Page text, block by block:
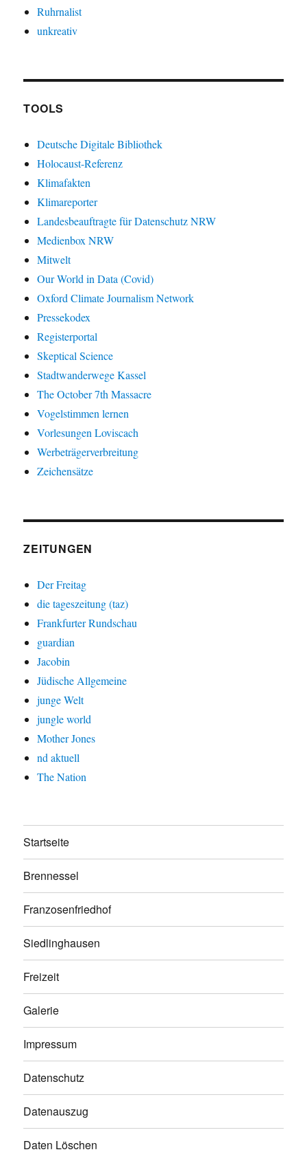
Ruhrnalist
unkreativ
TOOLS
Deutsche Digitale Bibliothek
Holocaust-Referenz
Klimafakten
Klimareporter
Landesbeauftragte für Datenschutz NRW
Medienbox NRW
Mitwelt
Our World in Data (Covid)
Oxford Climate Journalism Network
Pressekodex
Registerportal
Skeptical Science
Stadtwanderwege Kassel
The October 7th Massacre
Vogelstimmen lernen
Vorlesungen Loviscach
Werbeträgerverbreitung
Zeichensätze
ZEITUNGEN
Der Freitag
die tageszeitung (taz)
Frankfurter Rundschau
guardian
Jacobin
Jüdische Allgemeine
junge Welt
jungle world
Mother Jones
nd aktuell
The Nation
Startseite
Brennessel
Franzosenfriedhof
Siedlinghausen
Freizeit
Galerie
Impressum
Datenschutz
Datenauszug
Daten Löschen